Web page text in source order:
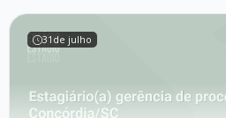
31 de julho